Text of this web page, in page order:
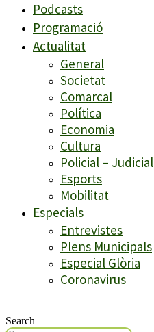
Podcasts
Programació
Actualitat
General
Societat
Comarcal
Política
Economia
Cultura
Policial – Judicial
Esports
Mobilitat
Especials
Entrevistes
Plens Municipals
Especial Glòria
Coronavirus
Search